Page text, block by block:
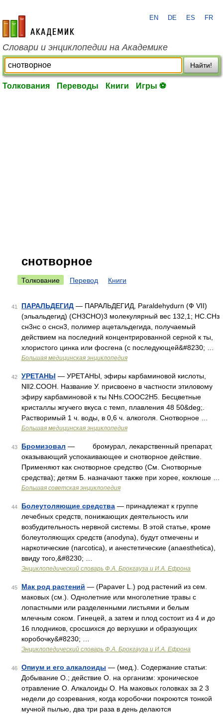
academic.ru
EN DE ES FR
Словари и энциклопедии на Академике
Найти!
Толкования Переводы Книги Игры ⚽
снотворное
Толкование Перевод Книги
41 ПАРАЛЬДЕГИД — ПАРАЛЬДЕГИД, Paraldehydurn (Ф VІI)
(эльальдегид) (СН3СНО)3 молекулярный вес 132,1; НС.СНз
сн3нс о снсн3, полимер ацетальдегида, получаемый
действием на последний концентрированной серной к ты,
хлористого цинка или фосгена (с последующей&#8230; …
Большая медицинская энциклопедия
42 УРЕТАНЫ — УРЕТАНЫ, эфиры карбаминовой кислоты,
NlI2.COOH. Название У. присвоено в частности этиловому
эфиру карбаминовой к ты NHs.COOC2H5. Бесцветные
кристаллы жгучего вкуса с темп, плавления 48 50&deg;.
Растворимый 1 ч. воды, в 0,6 ч. алкоголя. Снотворное …
Большая медицинская энциклопедия
43 Бромизовал — бромурал, лекарственный препарат,
оказывающий успокаивающее и снотворное действие.
Применяют как снотворное средство (См. Снотворные
средства); детям Б. назначают также при хорее, коклюше …
Большая советская энциклопедия
44 Болеутоляющие средства — принадлежат к группе
лечебных средств, понижающих деятельность или
возбудительность нервной системы. В этой статье, кроме
болеутоляющих средств (anodyna), будут отмечены и
наркотические (narcotica), и анестетические (anaesthetica),
ввиду того,&#8230; …
Энциклопедический словарь Ф.А. Брокгауза и И.А. Ефрона
45 Мак род растений — (Papaver L.) род растений из сем.
маковых (см.). Однолетние или многолетние травы с
лопастными или разделенными листьями и белым
млечным соком. Гинецей, а затем и плод состоит из 4 и до
16 плодников, сросшихся до верхушки и образующих
коробочку&#8230; …
Энциклопедический словарь Ф.А. Брокгауза и И.А. Ефрона
46 Опиум и его алкалоиды — (мед.). Содержание статьи:
Добывание О.; действие О. на организм: хроническое
отравление О. Алкалоиды О. На маковых головках за 2 3
недели до созревания, когда коробочки покроются тонкой
мучной пылью, два три раза в день делаются